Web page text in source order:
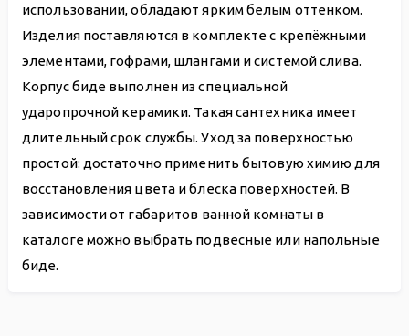
использовании, обладают ярким белым оттенком.
Изделия поставляются в комплекте с крепёжными
элементами, гофрами, шлангами и системой слива.
Корпус биде выполнен из специальной
ударопрочной керамики. Такая сантехника имеет
длительный срок службы. Уход за поверхностью
простой: достаточно применить бытовую химию для
восстановления цвета и блеска поверхностей. В
зависимости от габаритов ванной комнаты в
каталоге можно выбрать подвесные или напольные
биде.